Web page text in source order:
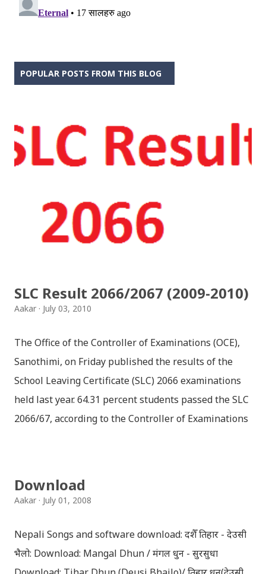
POPULAR POSTS FROM THIS BLOG
SLC Result 2066/2067 (2009-2010)
Aakar July 03, 2010
The Office of the Controller of Examinations (OCE),
Sanothimi, on Friday published the results of the
School Leaving Certificate (SLC) 2066 examinations
held last year. 64.31 percent students passed the SLC
2066/67, according to the Controller of Examinations
Congratulations to all, who passed SLC this year. And
can follow THT (symbol no. and birth date required).
Download SLC Result 2066/2067 (2009-2010) :
REGULAR: EXEMPTED: Distinction --------------- First
Download
Aakar July 01, 2008
Nepali Songs and software download: दशैँ तिहार - देउसी
भैलो: Download: Mangal Dhun / मंगल धुन - सुरसुधा